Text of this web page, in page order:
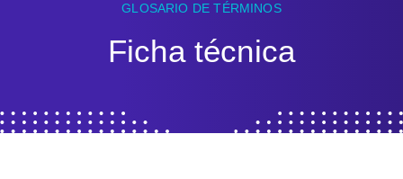
GLOSARIO DE TÉRMINOS
Ficha técnica